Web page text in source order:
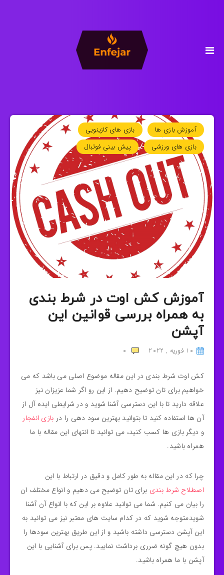
آموزش بازی ها
بازی های کازینویی
بازی های ورزشی
پیش بینی فوتبال
آموزش کش اوت در شرط بندی
به همراه بررسی قوانین این
آپشن
10 فوریه , 2022 0
کش اوت شرط بندی در این مقاله موضوع اصلی می باشد که می
خواهیم برای تان توضیح دهیم. از این رو اگر شما عزیزان نیز
علاقه دارید تا با این دسترسی آشنا شوید و در شرایطی ایده آل از
آن ها استفاده کنید تا بتوانید بهترین سود دهی را در بازی انفجار
و دیگر بازی ها کسب کنید، می توانید تا انتهای این مقاله با ما
همراه باشید.
چرا که در این مقاله به طور کامل و دقیق در ارتباط با این
اصطلاح شرط بندی برای تان توضیح می دهیم و انواع مختلف ان
را بیان می کنیم. شما می توانید علاوه بر این که با انواع آن آشنا
شویدمتوجه شوید که در کدام سایت های معتبر نیز می توانید به
این آپشن دسترسی داشته باشید و از این طریق بهترین سودها را
بدون هیچ گونه ضرری برداشت نمایید. پس برای آشنایی با این
آپشن با ما همراه باشید.